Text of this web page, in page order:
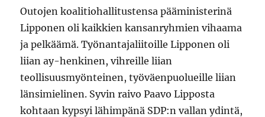
Outojen koalitiohallitustensa pääministerinä
Lipponen oli kaikkien kansanryhmien vihaama
ja pelkäämä. Työnantajaliitoille Lipponen oli
liian ay-henkinen, vihreille liian
teollisuusmyönteinen, työväenpuolueille liian
länsimielinen. Syvin raivo Paavo Lipposta
kohtaan kypsyi lähimpänä SDP:n vallan ydintä,